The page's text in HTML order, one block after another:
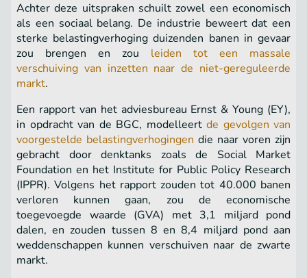
Achter deze uitspraken schuilt zowel een economisch
als een sociaal belang. De industrie beweert dat een
sterke belastingverhoging duizenden banen in gevaar
zou brengen en zou leiden tot een massale
verschuiving van inzetten naar de niet-gereguleerde
markt.
Een rapport van het adviesbureau Ernst & Young (EY),
in opdracht van de BGC, modelleert de gevolgen van
voorgestelde belastingverhogingen die naar voren zijn
gebracht door denktanks zoals de Social Market
Foundation en het Institute for Public Policy Research
(IPPR). Volgens het rapport zouden tot 40.000 banen
verloren kunnen gaan, zou de economische
toegevoegde waarde (GVA) met 3,1 miljard pond
dalen, en zouden tussen 8 en 8,4 miljard pond aan
weddenschappen kunnen verschuiven naar de zwarte
markt.